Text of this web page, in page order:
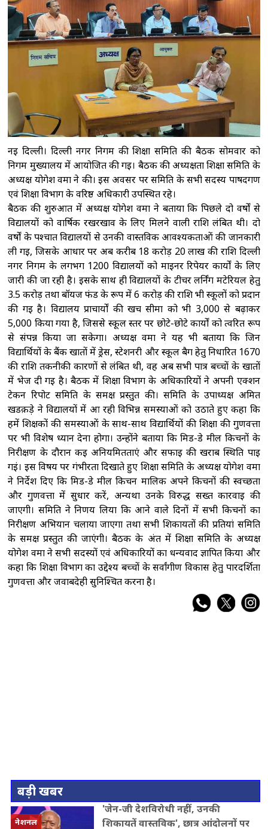
देशभर में संगठन का विस्तार छत्रपति संभाजीनगर।
कॉकरोच जनता पार्टी (सीजेपी) ने अपनी पहली राष्ट्रीय
कार्यकारिणी की घोषणा कर
अरुणाचल प्रदेश: जेपी
नड्डा ने बाढ़ प्रभावित इलाकों का किया दौरा, समीक्षा
मुंबई: शुरू हुआ ब्रिक्स वेव्स बाजार 2026,
रचनात्मक क्षेत्र में सहयोग और निवेश बढ़ाने पर
जोर
कोलकाता : इलियट पार्क से हटाए गए 'व्यू-
ब्लॉकर', सीएम अधिकारी ने पूर्व सरकार पर कसा
तंज
कोर कमेटी को लेकर सीजेपी में बवाल,
अभिजीत दिपके के घर के बाहर दो युवाओं ने दिया
धरना
नई दिल्ली। दिल्ली नगर निगम की शिक्षा समिति की बैठक सोमवार को
निगम मुख्यालय में आयोजित की गई। बैठक की अध्यक्षता शिक्षा समिति के
अध्यक्ष योगेश वर्मा ने की। इस अवसर पर समिति के सभी सदस्य पार्षदगण
एवं शिक्षा विभाग के वरिष्ठ अधिकारी उपस्थित रहे।
बैठक की शुरुआत में अध्यक्ष योगेश वर्मा ने बताया कि पिछले दो वर्षों से
विद्यालयों को वार्षिक रखरखाव के लिए मिलने वाली राशि लंबित थी। दो
वर्षों के पश्चात विद्यालयों से उनकी वास्तविक आवश्यकताओं की जानकारी
ली गई, जिसके आधार पर अब करीब 18 करोड़ 20 लाख की राशि दिल्ली
नगर निगम के लगभग 1200 विद्यालयों को माइनर रिपेयर कार्यों के लिए
जारी की जा रही है। इसके साथ ही विद्यालयों के टीचर लर्निंग मटेरियल हेतु
3.5 करोड़ तथा बॉयज फंड के रूप में 6 करोड़ की राशि भी स्कूलों को प्रदान
की गई है। विद्यालय प्राचार्यों की खर्च सीमा को भी 3,000 से बढ़ाकर
5,000 किया गया है, जिससे स्कूल स्तर पर छोटे-छोटे कार्यों को त्वरित रूप
से संपन्न किया जा सकेगा। अध्यक्ष वर्मा ने यह भी बताया कि जिन
विद्यार्थियों के बैंक खातों में ड्रेस, स्टेशनरी और स्कूल बैग हेतु निर्धारित 1670
की राशि तकनीकी कारणों से लंबित थी, वह अब सभी पात्र बच्चों के खातों
में भेज दी गई है। बैठक में शिक्षा विभाग के अधिकारियों ने अपनी एक्शन
टेकन रिपोर्ट समिति के समक्ष प्रस्तुत की। समिति के उपाध्यक्ष अमित
खडक़ड़े ने विद्यालयों में आ रही विभिन्न समस्याओं को उठाते हुए कहा कि
हमें शिक्षकों की समस्याओं के साथ-साथ विद्यार्थियों की शिक्षा की गुणवत्ता
पर भी विशेष ध्यान देना होगा। उन्होंने बताया कि मिड-डे मील किचनों के
निरीक्षण के दौरान कई अनियमितताएं और सफाई की खराब स्थिति पाई
गईं। इस विषय पर गंभीरता दिखाते हुए शिक्षा समिति के अध्यक्ष योगेश वर्मा
ने निर्देश दिए कि मिड-डे मील किचन मालिक अपने किचनों की स्वच्छता
और गुणवत्ता में सुधार करें, अन्यथा उनके विरुद्ध सख्त कार्रवाई की
जाएगी। समिति ने निर्णय लिया कि आने वाले दिनों में सभी किचनों का
निरीक्षण अभियान चलाया जाएगा तथा सभी शिकायतों की प्रतियां समिति
के समक्ष प्रस्तुत की जाएंगी। बैठक के अंत में शिक्षा समिति के अध्यक्ष
योगेश वर्मा ने सभी सदस्यों एवं अधिकारियों का धन्यवाद ज्ञापित किया और
कहा कि शिक्षा विभाग का उद्देश्य बच्चों के सर्वांगीण विकास हेतु पारदर्शिता
गुणवत्ता और जवाबदेही सुनिश्चित करना है।
बड़ी खबर
नेशनल
'जेन-जी देशविरोधी नहीं, उनकी
शिकायतें वास्तविक', छात्र आंदोलनों पर